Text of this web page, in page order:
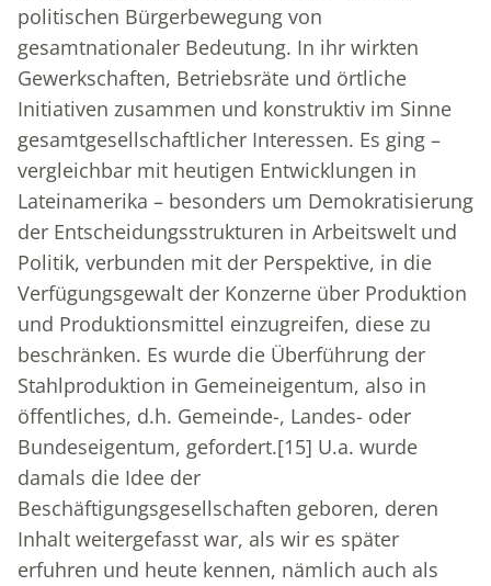
politischen Bürgerbewegung von
gesamtnationaler Bedeutung. In ihr wirkten
Gewerkschaften, Betriebsräte und örtliche
Initiativen zusammen und konstruktiv im Sinne
gesamtgesellschaftlicher Interessen. Es ging –
vergleichbar mit heutigen Entwicklungen in
Lateinamerika – besonders um Demokratisierung
der Entscheidungsstrukturen in Arbeitswelt und
Politik, verbunden mit der Perspektive, in die
Verfügungsgewalt der Konzerne über Produktion
und Produktionsmittel einzugreifen, diese zu
beschränken. Es wurde die Überführung der
Stahlproduktion in Gemeineigentum, also in
öffentliches, d.h. Gemeinde-, Landes- oder
Bundeseigentum, gefordert.[15] U.a. wurde
damals die Idee der
Beschäftigungsgesellschaften geboren, deren
Inhalt weitergefasst war, als wir es später
erfuhren und heute kennen, nämlich auch als